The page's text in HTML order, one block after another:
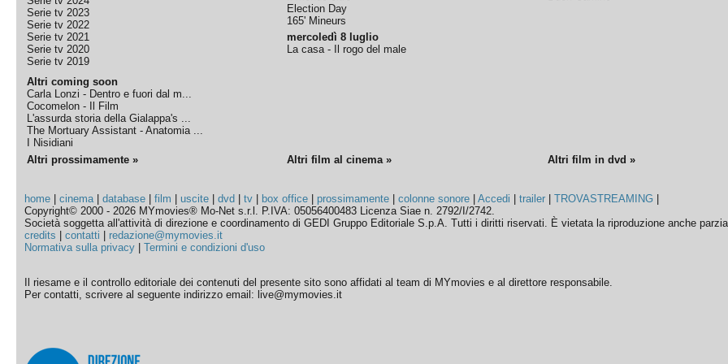
Serie tv 2023
Serie tv 2022
Serie tv 2021
Serie tv 2020
Serie tv 2019
Altri coming soon
Carla Lonzi - Dentro e fuori dal m...
Cocomelon - Il Film
L'assurda storia della Gialappa's ...
The Mortuary Assistant - Anatomia ...
I Nisidiani
Election Day
165' Mineurs
mercoledì 8 luglio
La casa - Il rogo del male
Altri prossimamente » Altri film al cinema » Altri film in dvd »
home |cinema|database |film |uscite |dvd |tv box office prossimamente |colonne sonore |Accedi |trailer |TROVASTREAMING
Copyright© 2000 - 2026 MYmovies® Mo-Net s.r.l. P.IVA: 05056400483 Licenza Siae n. 2792/I/2742.
Società soggetta all'attività di direzione e coordinamento di GEDI Gruppo Editoriale S.p.A. Tutti i diritti riservati. È vietata la riproduzione anche
credits |contatti
redazione@mymovies.it
Normativa sulla privacy |Termini e condizioni d'uso
Il riesame e il controllo editoriale dei contenuti del presente sito sono affidati al team di MYmovies e al direttore responsabile.
Per contatti, scrivere al seguente indirizzo email: live@mymovies.it